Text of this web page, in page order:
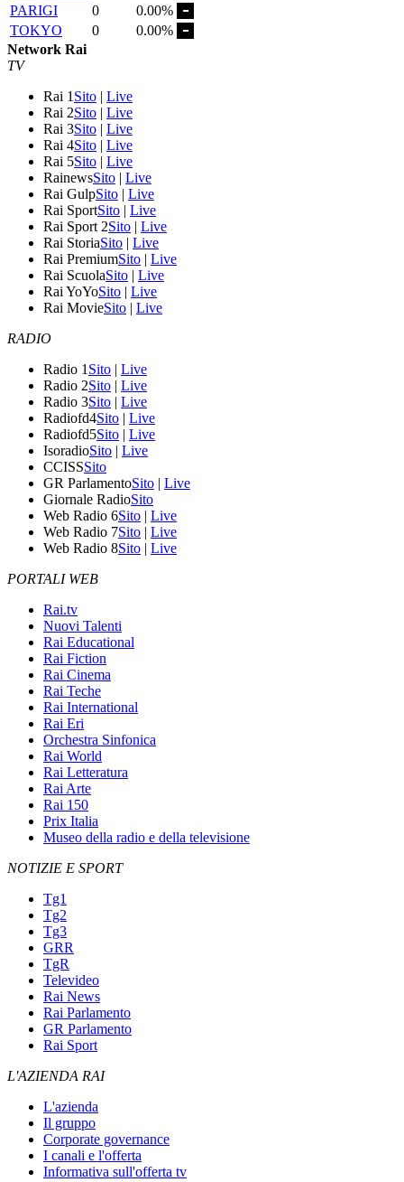
PARIGI
0
0.00%
TOKYO
0
0.00%
Network Rai
TV
Rai 1 Sito | Live
Rai 2Sito | Live
Rai 3Sito | Live
Rai 4Sito | Live
Rai 5Sito | Live
RainewsSito | Live
Rai GulpSito | Live
Rai SportSito | Live
Rai Sport 2Sito | Live
Rai StoriaSito | Live
Rai PremiumSito | Live
Rai ScuolaSito | Live
Rai YoYoSito | Live
Rai MovieSito | Live
RADIO
Radio 1 Sito | Live
Radio 2Sito | Live
Radio 3Sito | Live
Radiofd4Sito | Live
Radiofd5Sito | Live
IsoradioSito | Live
CCISSSito
GR ParlamentoSito | Live
Giornale RadioSito
Web Radio 6Sito | Live
Web Radio 7Sito | Live
Web Radio 8Sito | Live
PORTALI WEB
Rai.tv
Nuovi Talenti
Rai Educational
Rai Fiction
Rai Cinema
Rai Teche
Rai International
Rai Eri
Orchestra Sinfonica
Rai World
Rai Letteratura
Rai Arte
Rai 150
Prix Italia
Museo della radio e della televisione
NOTIZIE E SPORT
Tg1
Tg2
Tg3
GRR
TgR
Televideo
Rai News
Rai Parlamento
GR Parlamento
Rai Sport
L'AZIENDA RAI
L'azienda
Il gruppo
Corporate governance
I canali e l'offerta
Informativa sull'offerta tv